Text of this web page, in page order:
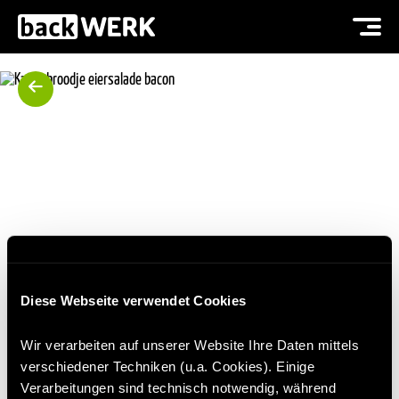
Diese Webseite verwendet Cookies
Wir verarbeiten auf unserer Website Ihre Daten mittels
verschiedener Techniken (u.a. Cookies). Einige
Verarbeitungen sind technisch notwendig, während
KAISERBROODJE EIERSALADE
BACON